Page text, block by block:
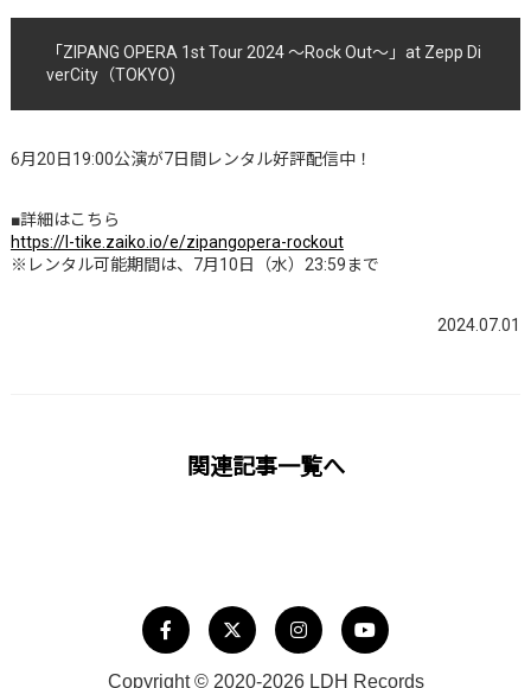
「ZIPANG OPERA 1st Tour 2024 ～Rock Out～」at Zepp Di
verCity（TOKYO)
6月20日19:00公演が7日間レンタル好評配信中！
■詳細はこちら
https://l-tike.zaiko.io/e/zipangopera-rockout
※レンタル可能期間は、7月10日（水）23:59まで
2024.07.01
関連記事一覧へ
Copyright © 2020-2026 LDH Records